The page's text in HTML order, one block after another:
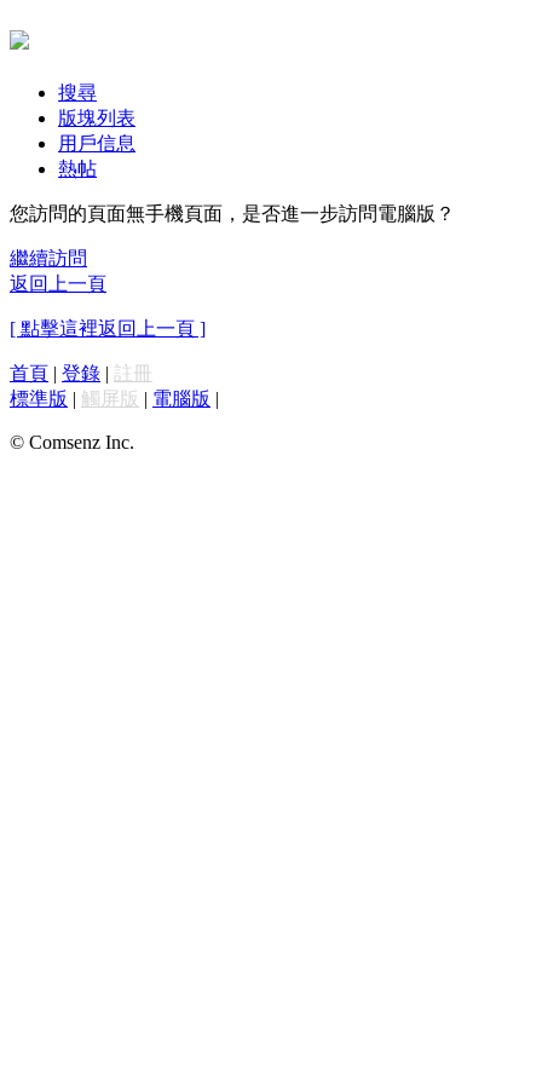
搜尋
版塊列表
用戶信息
熱帖
您訪問的頁面無手機頁面，是否進一步訪問電腦版？
繼續訪問
返回上一頁
[ 點擊這裡返回上一頁 ]
首頁 | 登錄 | 註冊
標準版 | 觸屏版 | 電腦版 |
© Comsenz Inc.